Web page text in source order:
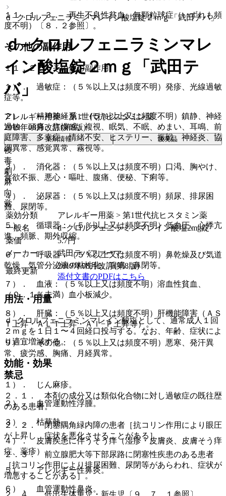
１１．１．３． 再生不良性貧血、無顆粒球症（いずれも頻
度不明）〔８．２参照〕。
その他の副作用
１１．２． その他の副作用
１）． 過敏症：（５％以上又は頻度不明）発疹、光線過敏
症等。
２）． 精神神経系：（５％以上又は頻度不明）鎮静、神経
過敏、頭痛、焦燥感、複視、眠気、不眠、めまい、耳鳴、前
庭障害、多幸症、情緒不安、ヒステリー、振戦、神経炎、協
調異常、感覚異常、霧視等。
３）． 消化器：（５％以上又は頻度不明）口渇、胸やけ、
食欲不振、悪心・嘔吐、腹痛、便秘、下痢等。
４）． 泌尿器：（５％以上又は頻度不明）頻尿、排尿困
難、尿閉等。
５）． 循環器：（５％以上又は頻度不明）低血圧、心悸亢
進、頻脈、期外収縮。
６）． 呼吸器：（５％以上又は頻度不明）鼻乾燥及び気道
乾燥、気管分泌液の粘性化、喘鳴、鼻閉等。
７）． 血液：（５％以上又は頻度不明）溶血性貧血、
（０．１％未満）血小板減少。
８）． 肝臓：（５％以上又は頻度不明）肝機能障害（ＡＳ
Ｔ上昇・ＡＬＴ上昇・Ａｌ−Ｐ上昇等）。
９）． その他：（５％以上又は頻度不明）悪寒、発汗異
常、疲労感、胸痛、月経異常。
禁忌
２．１． 本剤の成分又は類似化合物に対し過敏症の既往歴
のある患者。
２．２． 閉塞隅角緑内障の患者［抗コリン作用により眼圧
が上昇し、症状を悪化させることがある］。
２．３． 前立腺肥大等下部尿路に閉塞性疾患のある患者
［抗コリン作用により排尿困難、尿閉等があらわれ、症状が
増悪することがある］。
ｄ−クロルフェニラミンマレイン酸塩錠２ｍｇ「武田テバ」
ｄ−クロルフェニラミンマレ
イン酸塩錠２ｍｇ「武田テ
バ」
アレルギー用薬 > 第1世代抗ヒスタミン薬
2019年08月改訂(第8版)
薬剤情報 後発品
後
毒
劇
麻
向
覚
薬効分類
アレルギー用薬 > 第1世代抗ヒスタミン薬
一般名
d−クロルフェニラミンマレイン酸塩2mg錠
薬価
5.7円
メーカー
武田テバファーマ
最終更新
2019年08月改訂(第8版)
添付文書のPDFはこちら
用法・用量
ｄ−クロルフェニラミンマレイン酸塩として、通常成人１回
２ｍｇを１日１〜４回経口投与する。なお、年齢、症状によ
り適宜増減する。
効能・効果
１）． じん麻疹。
２）． 血管運動性浮腫。
３）． 枯草熱。
４）． 皮膚疾患に伴うそう痒（湿疹・皮膚炎、皮膚そう痒
症、薬疹）。
５）． アレルギー性鼻炎。
６）． 血管運動性鼻炎。